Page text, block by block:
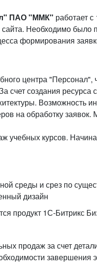
ПАО "ММК" работает
Необходимо было
формирования
центра
счет создания
Возможность
на обработку заявок.
учебных курсов.
среды и срез по
дизайн
продукт 1С-Битрикс
продаж за счет
завершения